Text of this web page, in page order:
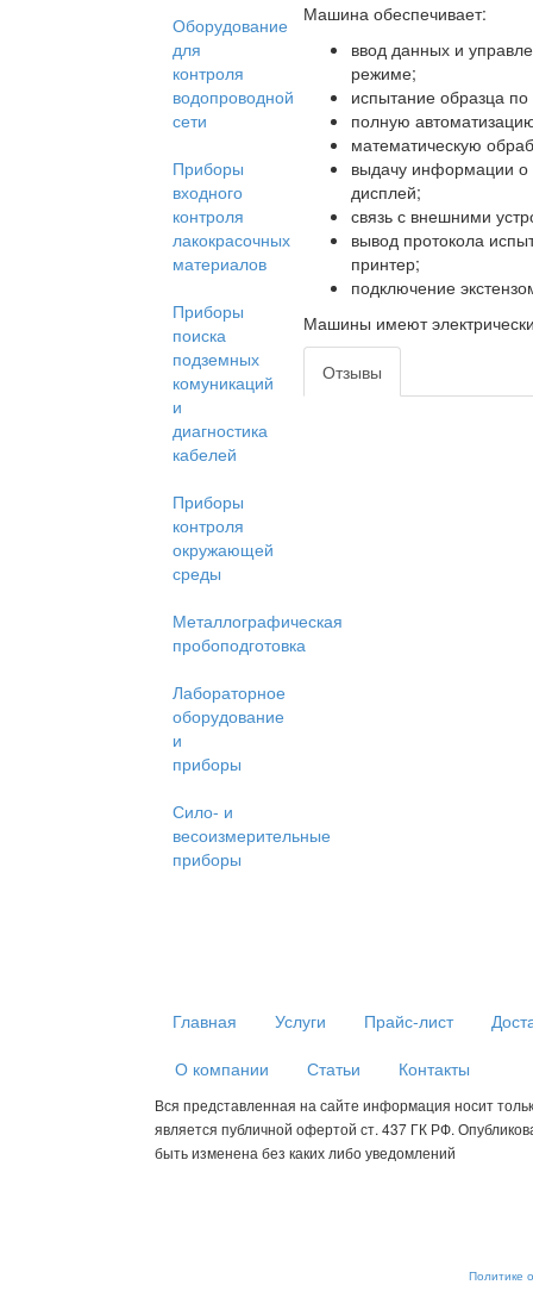
Оборудование
для
контроля
водопроводной
сети
Приборы
входного
контроля
лакокрасочных
материалов
Приборы
поиска
подземных
комуникаций
и
диагностика
кабелей
Приборы
контроля
окружающей
среды
Металлографическая
пробоподготовка
Лабораторное
оборудование
и
приборы
Сило- и
весоизмерительные
приборы
Машина обеспечивает:
ввод данных и
режиме;
испытание образца
полную
математическую
выдачу информации о
дисплей;
связь с внешними
вывод протокола
принтер;
подключение
Машины имеют
Отзывы
Главная Услуги Прайс-лист
О компании
Статьи Контакты
Вся представленная на сайте информация носит
является публичной офертой ст. 437 ГК РФ.
быть изменена без каких либо уведомлений
Политике